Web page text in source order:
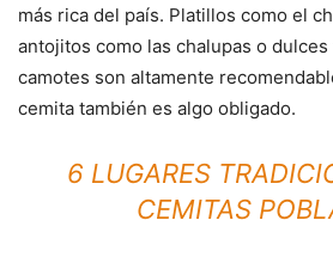
más rica del país. Platillos como el
antojitos como las chalupas o
camotes son altamente
cemita también es algo obligado.
6 LUGARES
CEMITAS